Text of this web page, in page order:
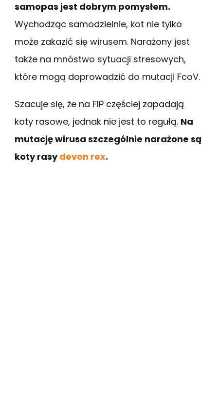
samopas jest dobrym pomysłem.
Wychodząc samodzielnie, kot nie tylko
może zakazić się wirusem. Narażony jest
także na mnóstwo sytuacji stresowych,
które mogą doprowadzić do mutacji FcoV.
Szacuje się, że na FIP częściej zapadają
koty rasowe, jednak nie jest to regułą. Na
mutację wirusa szczególnie narażone są
koty rasydevon rex.